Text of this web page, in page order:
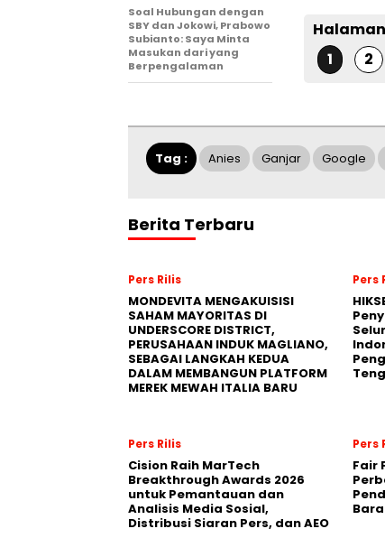
1
2
Soal Hubungan dengan
SBY dan Jokowi, Prabowo
Subianto: Saya Minta
Masukan dari yang
Berpengalaman
Tag : Anies Ganjar Google
Berita Terbaru
Pers Rilis
MONDEVITA MENGAKUISISI
SAHAM MAYORITAS DI
UNDERSCORE DISTRICT,
PERUSAHAAN INDUK MAGLIANO,
SEBAGAI LANGKAH KEDUA
DALAM MEMBANGUN PLATFORM
MEREK MEWAH ITALIA BARU
Pers
Pers Rilis
Cision Raih MarTech
Breakthrough Awards 2026
untuk Pemantauan dan
Analisis Media Sosial,
Distribusi Siaran Pers, dan AEO
Pers
Fair
Bara